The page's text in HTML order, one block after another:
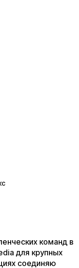
команд в
для крупных
соединяю